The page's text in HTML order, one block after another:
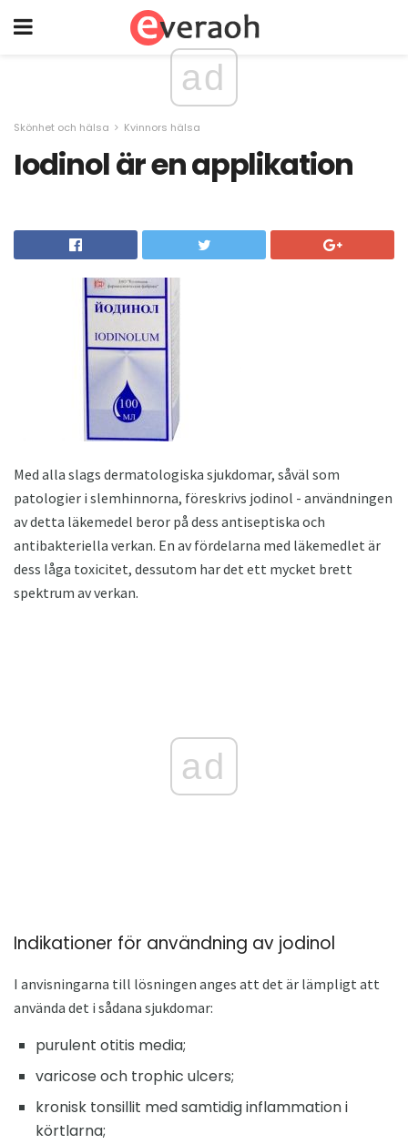
ad
Skönhet och hälsa Kvinnors hälsa
Iodinol är en applikation
Med alla slags dermatologiska sjukdomar, såväl som
patologier i slemhinnorna, föreskrivs jodinol - användningen
av detta läkemedel beror på dess antiseptiska och
antibakteriella verkan. En av fördelarna med läkemedlet är
dess låga toxicitet, dessutom har det ett mycket brett
spektrum av verkan.
ad
Indikationer för användning av jodinol
I anvisningarna till lösningen anges att det är lämpligt att
använda det i sådana sjukdomar:
purulent otitis media;
varicose och trophic ulcers;
kronisk tonsillit med samtidig inflammation i
körtlarna;